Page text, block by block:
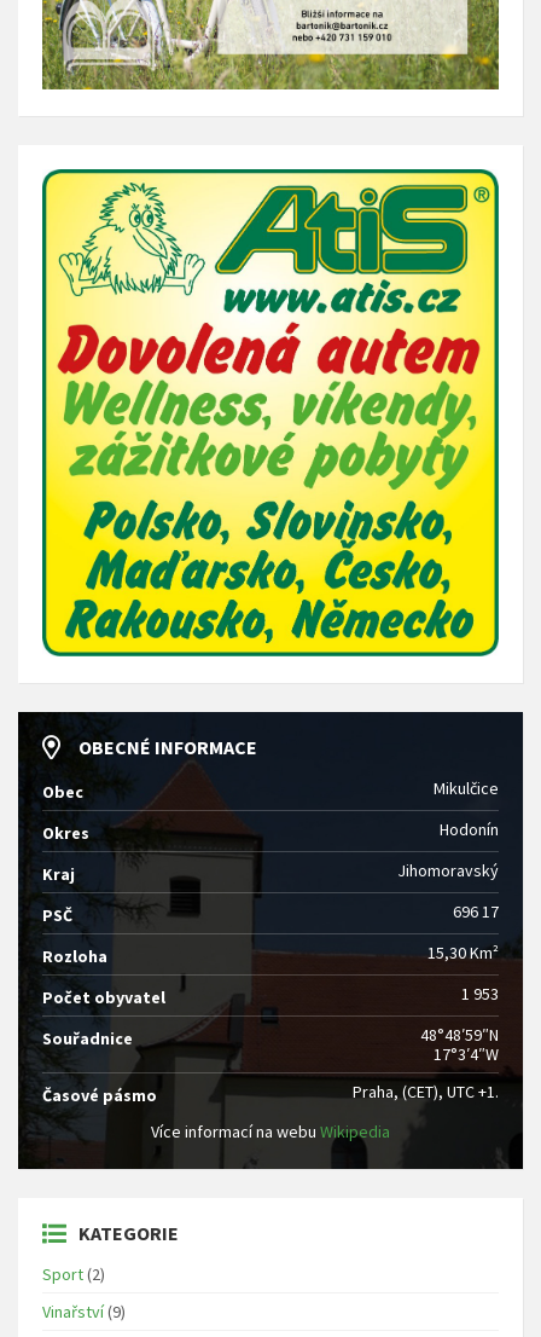
OBECNÉ INFORMACE
Obec Mikulčice
Okres Hodonín
Kraj Jihomoravský
PSČ 696 17
Rozloha 15,30 Km²
Počet obyvatel 1 953
Souřadnice
48°48′59″N
17°3′4″W
Časové pásmo
Praha, (CET), UTC +1.
Více informací na webu Wikipedia
KATEGORIE
Sport(2)
Vinařství(9)